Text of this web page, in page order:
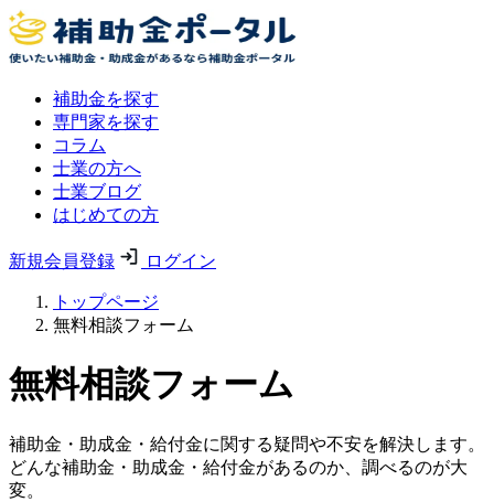
補助金を探す
専門家を探す
コラム
士業の方へ
士業ブログ
はじめての方
新規会員登録 ログイン
トップページ
無料相談フォーム
無料相談フォーム
補助金・助成金・給付金に関する疑問や不安を解決します。
どんな補助金・助成金・給付金があるのか、調べるのが大
変。